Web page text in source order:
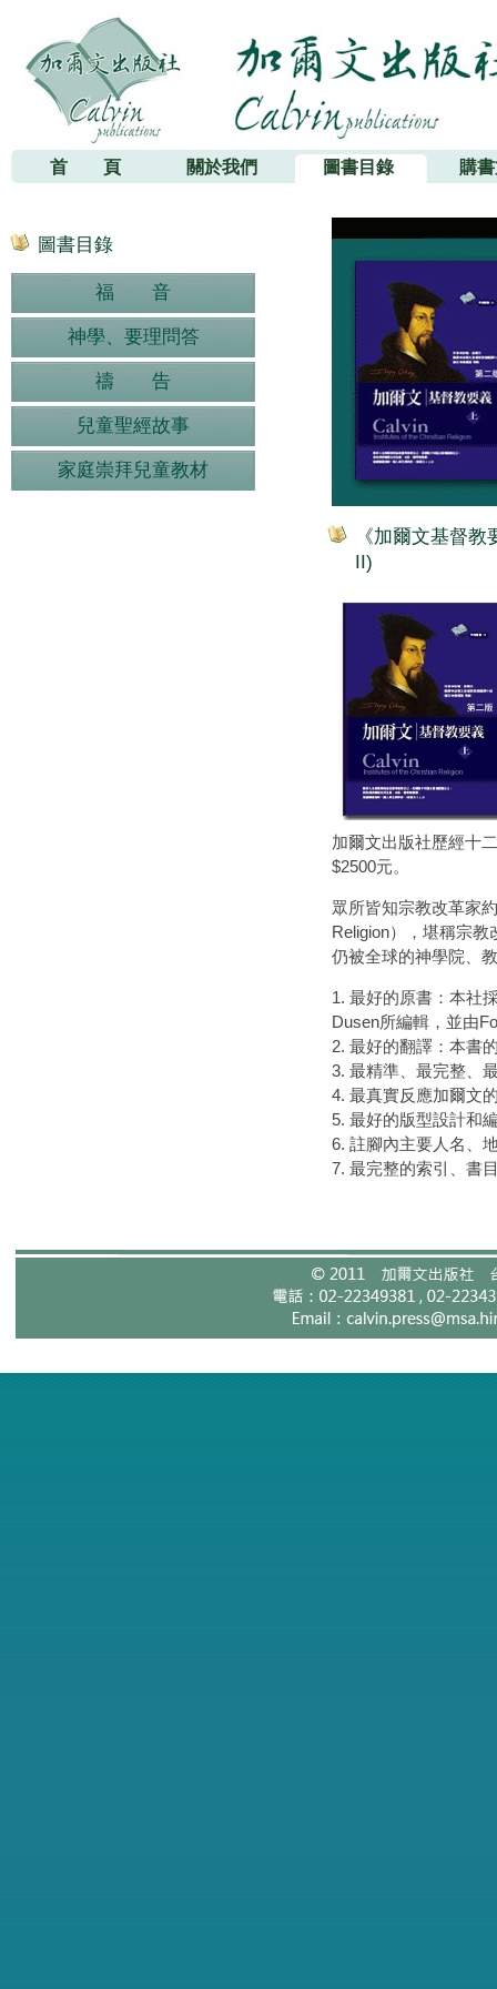
加爾文出版社
首 頁 關於我們 圖書目錄 購
圖書目錄
福 音
神學、要理問答
禱 告
兒童聖經故事
家庭崇拜兒童教材
《加爾文基督
II)
加爾文出版社歷經十
$2500元。
眾所皆知宗教改革家
Religion），堪稱宗
仍被全球的神學院、
1. 最好的原書：本社
Dusen所編輯，並由
2. 最好的翻譯：本書
3. 最精準、最完整、
4. 最真實反應加爾文
5. 最好的版型設計和
6. 註腳內主要人名、
7. 最完整的索引、書